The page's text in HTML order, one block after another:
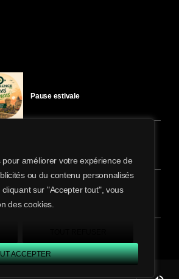
améliorer votre expérience de
ou du contenu personnalisés
sur "Accepter tout", vous
des cookies.
ACCEPTER
share
email
Pause estivale
Ici l’Ombre – mardi 28 juillet